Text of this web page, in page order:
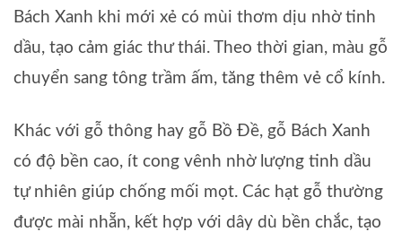
Bách Xanh khi mới xẻ có mùi thơm dịu nhờ tinh
dầu, tạo cảm giác thư thái. Theo thời gian, màu gỗ
chuyển sang tông trầm ấm, tăng thêm vẻ cổ kính.
Khác với gỗ thông hay gỗ Bồ Đề, gỗ Bách Xanh
có độ bền cao, ít cong vênh nhờ lượng tinh dầu
tự nhiên giúp chống mối mọt. Các hạt gỗ thường
được mài nhẵn, kết hợp với dây dù bền chắc, tạo